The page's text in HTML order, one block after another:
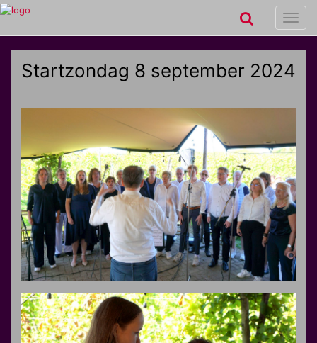
Startzondag 8 september 2024